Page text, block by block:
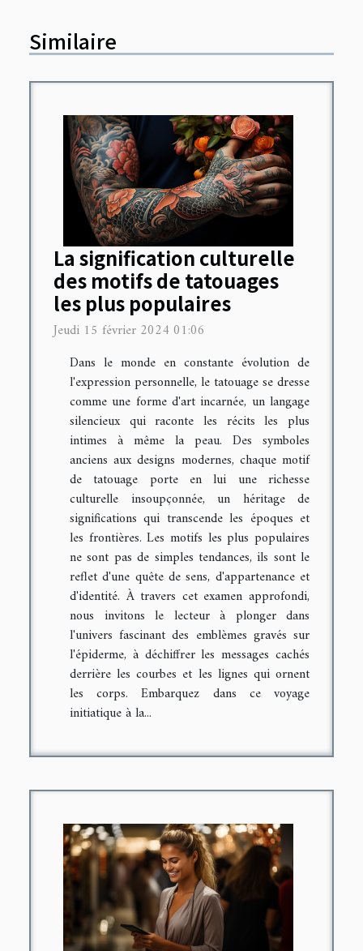
Similaire
La signification culturelle
des motifs de tatouages
les plus populaires
Jeudi 15 février 2024 01:06
Dans le monde en constante évolution de
l'expression personnelle, le tatouage se dresse
comme une forme d'art incarnée, un langage
silencieux qui raconte les récits les plus
intimes à même la peau. Des symboles
anciens aux designs modernes, chaque motif
de tatouage porte en lui une richesse
culturelle insoupçonnée, un héritage de
significations qui transcende les époques et
les frontières. Les motifs les plus populaires
ne sont pas de simples tendances, ils sont le
reflet d'une quête de sens, d'appartenance et
d'identité. À travers cet examen approfondi,
nous invitons le lecteur à plonger dans
l'univers fascinant des emblèmes gravés sur
l'épiderme, à déchiffrer les messages cachés
derrière les courbes et les lignes qui ornent
les corps. Embarquez dans ce voyage
initiatique à la...